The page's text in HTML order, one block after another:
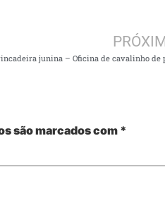
junina – Oficina de cavalinho de
são marcados com*